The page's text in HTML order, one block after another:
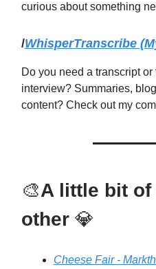
curious about something
/WhisperTranscribe
Do you need a transcript
interview? Summaries,
content? Check out my
🎨A little bit
other 💎
Cheese Fair -